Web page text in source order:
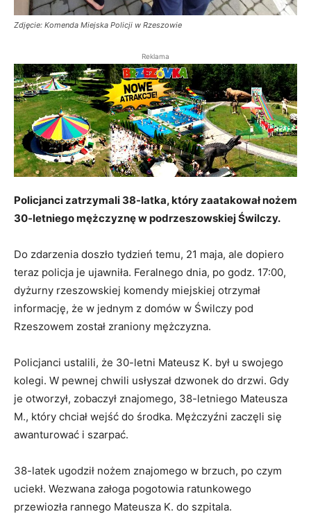
Zdjęcie: Komenda Miejska Policji w Rzeszowie
Reklama
Policjanci zatrzymali 38-latka, który zaatakował nożem
30-letniego mężczyznę w podrzeszowskiej Świlczy.
Do zdarzenia doszło tydzień temu, 21 maja, ale dopiero
teraz policja je ujawniła. Feralnego dnia, po godz. 17:00,
dyżurny rzeszowskiej komendy miejskiej otrzymał
informację, że w jednym z domów w Świlczy pod
Rzeszowem został zraniony mężczyzna.
Policjanci ustalili, że 30-letni Mateusz K. był u swojego
kolegi. W pewnej chwili usłyszał dzwonek do drzwi. Gdy
je otworzył, zobaczył znajomego, 38-letniego Mateusza
M., który chciał wejść do środka. Mężczyźni zaczęli się
awanturować i szarpać.
38-latek ugodził nożem znajomego w brzuch, po czym
uciekł. Wezwana załoga pogotowia ratunkowego
przewiozła rannego Mateusza K. do szpitala.